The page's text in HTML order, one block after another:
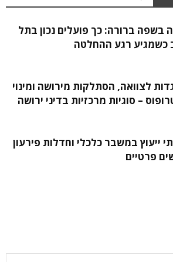
בשפה ברורה: כך פועלים נכון בתל
כשמגיע רגע ההחלטה
לצוואה, הסתלקות מירושה ומינוי
– סוגיות מרכזיות בדיני ירושה
ייעוץ במשבר כלכלי וחדלות פירעון
פרטיים